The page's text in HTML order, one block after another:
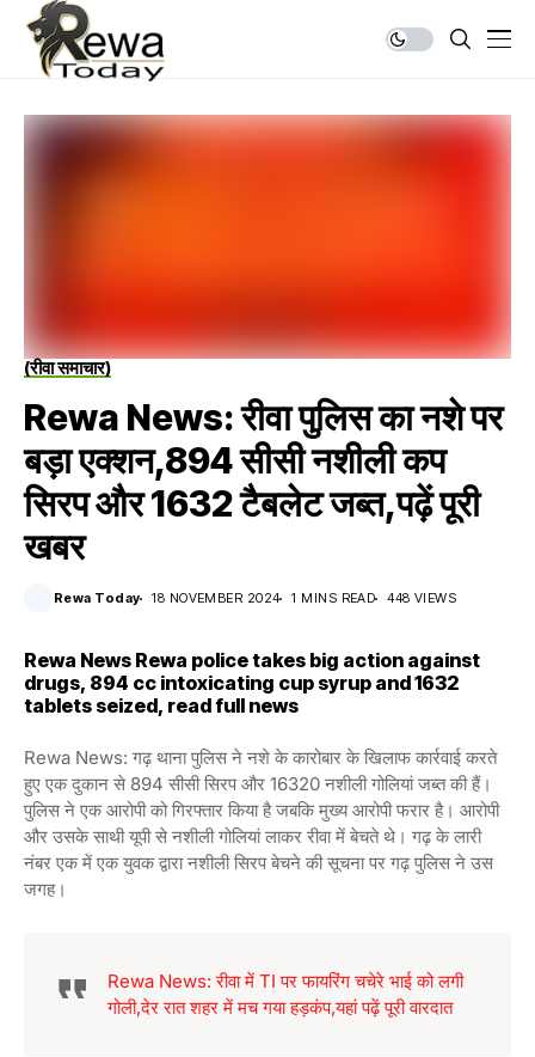
(रीवा समाचार)
Rewa News: रीवा पुलिस का नशे पर
बड़ा एक्शन,894 सीसी नशीली कप
सिरप और 1632 टैबलेट जब्त,पढ़ें पूरी
खबर
Rewa Today 18 NOVEMBER 2024 1 MINS READ 448 VIEWS
Rewa News Rewa police takes big action against
drugs, 894 cc intoxicating cup syrup and 1632
tablets seized, read full news
Rewa News: गढ़ थाना पुलिस ने नशे के कारोबार के खिलाफ कार्रवाई करते
हुए एक दुकान से 894 सीसी सिरप और 16320 नशीली गोलियां जब्त की हैं।
पुलिस ने एक आरोपी को गिरफ्तार किया है जबकि मुख्य आरोपी फरार है। आरोपी
और उसके साथी यूपी से नशीली गोलियां लाकर रीवा में बेचते थे। गढ़ के लारी
नंबर एक में एक युवक द्वारा नशीली सिरप बेचने की सूचना पर गढ़ पुलिस ने उस
जगह।
Rewa News: रीवा में TI पर फायरिंग चचेरे भाई को लगी
गोली,देर रात शहर में मच गया हड़कंप,यहां पढ़ें पूरी वारदात